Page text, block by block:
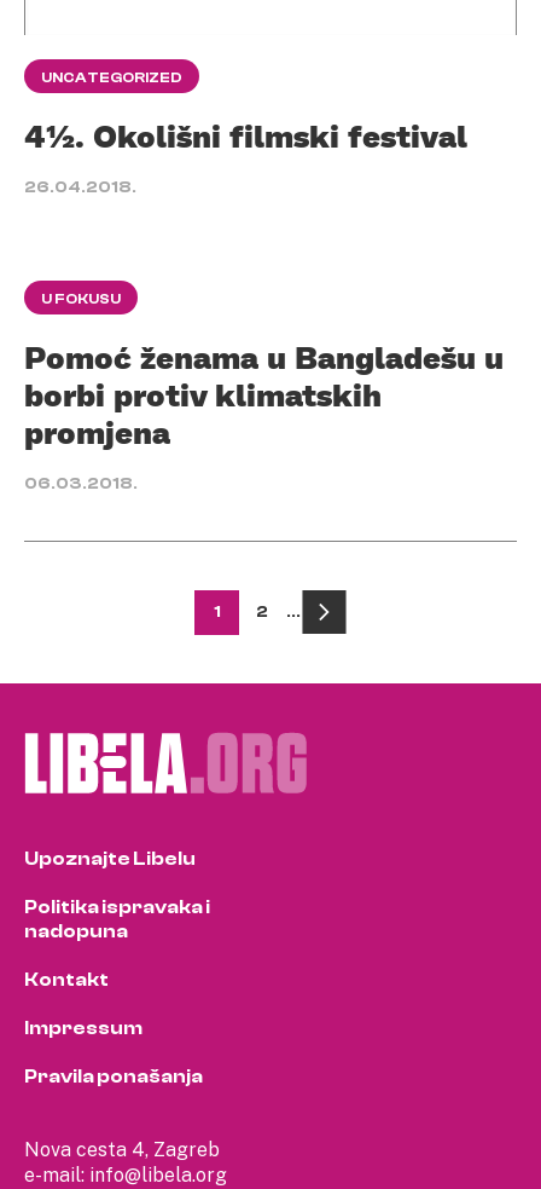
UNCATEGORIZED
4½. Okolišni filmski festival
26.04.2018.
U FOKUSU
Pomoć ženama u Bangladešu u
borbi protiv klimatskih
promjena
06.03.2018.
pagination
1 2 …
Nova cesta 4, Zagreb
e-mail: info@libela.org
Upoznajte Libelu
Politika ispravaka i
nadopuna
Kontakt
Impressum
Pravila ponašanja